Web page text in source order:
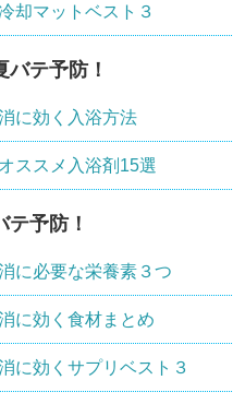
却マットベスト３
バテ予防！
に効く入浴方法
ススメ入浴剤15選
テ予防！
に必要な栄養素３つ
に効く食材まとめ
に効くサプリベスト３